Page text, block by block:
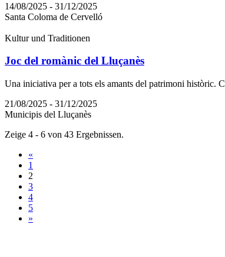
14/08/2025 - 31/12/2025
Santa Coloma de Cervelló
Kultur und Traditionen
Joc del romànic del Lluçanès
Una iniciativa per a tots els amants del patrimoni històric.
21/08/2025 - 31/12/2025
Municipis del Lluçanès
Zeige 4 - 6 von 43 Ergebnissen.
«
1
2
3
4
5
»